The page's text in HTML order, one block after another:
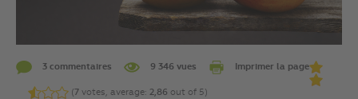
3 commentaires 9 346 vues Imprimer la page
(7 votes, average: 2,86 out of 5)